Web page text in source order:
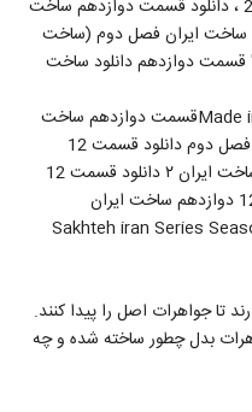
ایران 2 ، دانلود قسمت 12 ساخت ایران 2 ، دانلود قسمت دوازدهم ساخت
سریال ساخت ایران فصل دوم (ساخت
12) با لینک سریال ساخت ایران 2 " قسمت دوازدهم دانلود ساخت
Made in Iran Series Season 2 Episode 12قسمت دوازدهم ساخت
ایران ۲ دانلود قسمت 12 ساخت ایران ۲ فصل دوم دانلود قسمت 12
دوازدهم ساخت ایران قسمت دوازدهم ساخت ایران ۲ دانلود قسمت 12
2 -Sakhteh iran Series
فرصت دارند تا جواهرات اصل را پیدا کنند.
بدل چطور ساخته شده و چه